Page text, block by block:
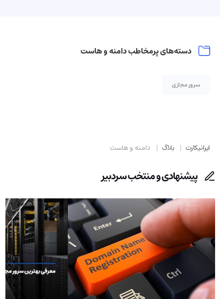
دسته‌های پرمخاطب دامنه و هاست
سرور مجازی
ایرانیکارت بلاگ دامنه و هاست
پیشنهادی و منتخب سردبیر